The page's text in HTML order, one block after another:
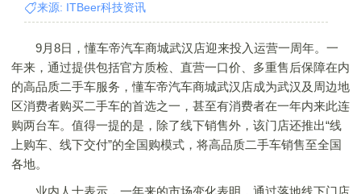
来源: ITBeer科技资讯
9月8日，懂车帝汽车商城武汉店迎来投入运营一周年。一
年来，通过提供包括官方质检、直营一口价、多重售后保障在内
的高品质二手车服务，懂车帝汽车商城武汉店成为武汉及周边地
区消费者购买二手车的首选之一，甚至有消费者在一年内来此连
购两台车。值得一提的是，除了线下销售外，该门店还推出“线
上购车、线下交付”的全国购模式，将高品质二手车销售至全国
各地。
业内人士表示，一年来的市场变化表明，通过落地线下门店